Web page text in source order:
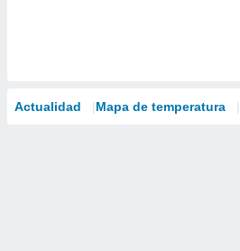
Actualidad Mapa de temperatura